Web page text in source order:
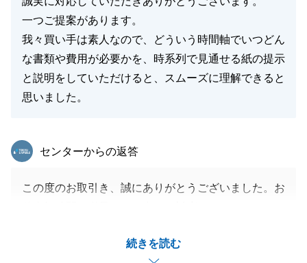
一つご提案があります。
我々買い手は素人なので、どういう時間軸でいつどん
な書類や費用が必要かを、時系列で見通せる紙の提示
と説明をしていただけると、スムーズに理解できると
思いました。
続きを読む
東急リバブル
センターからの返答
この度のお取引き、誠にありがとうございました。お
また、温かいお言葉もいただき、重ねてお礼申し上げ